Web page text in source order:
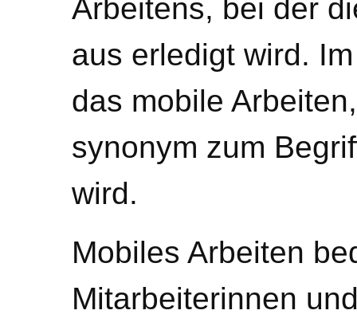
Arbeitens, bei der
aus erledigt wird.
das mobile
synonym zum
wird.
Mobiles Arbeiten
Mitarbeiterinnen